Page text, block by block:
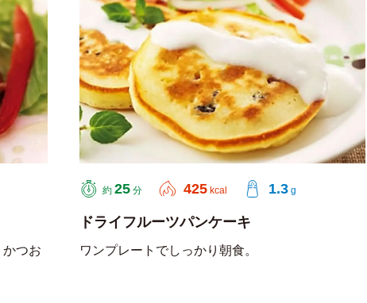
つお
約 25 分 425 kcal 1.3 g
ドライフルーツパンケーキ
ワンプレートでしっかり朝食。